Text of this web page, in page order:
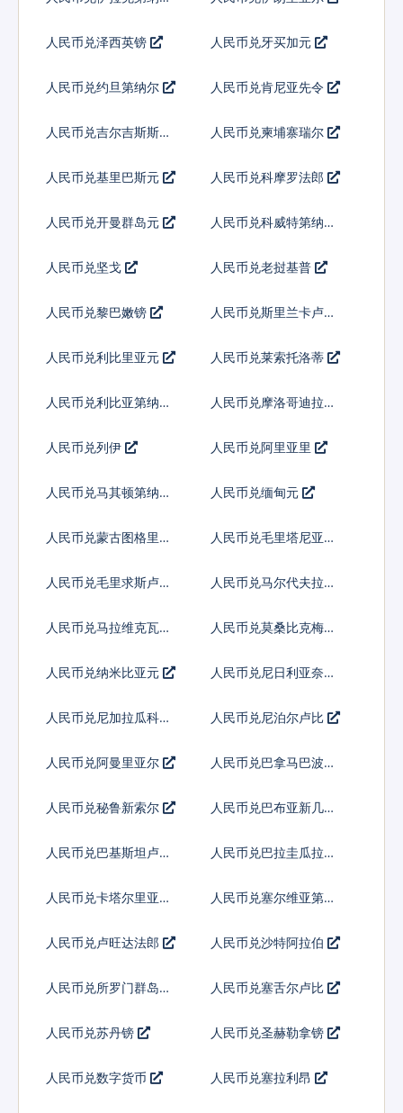
人民币兑泽西英镑 人民币兑牙买加元
人民币兑约旦第纳尔 人民币兑肯尼亚先令
人民币兑吉尔吉斯斯坦
人民币兑柬埔寨瑞尔
人民币兑基里巴斯元 人民币兑科摩罗法郎
人民币兑开曼群岛元 人民币兑科威特第纳尔
人民币兑坚戈 人民币兑老挝基普
人民币兑黎巴嫩镑 人民币兑斯里兰卡卢比
人民币兑利比里亚元 人民币兑莱索托洛蒂
人民币兑利比亚第纳尔 人民币兑摩洛哥迪拉姆
人民币兑列伊 人民币兑阿里亚里
人民币兑马其顿第纳尔 人民币兑缅甸元
人民币兑蒙古图格里克
人民币兑毛里塔尼亚乌
人民币兑毛里求斯卢比
人民币兑马尔代夫拉菲
人民币兑马拉维克瓦查
人民币兑莫桑比克梅蒂
人民币兑纳米比亚元 人民币兑尼日利亚奈拉
人民币兑尼加拉瓜科多
人民币兑尼泊尔卢比
人民币兑阿曼里亚尔 人民币兑巴拿马巴波亚
人民币兑秘鲁新索尔
人民币兑巴布亚新几内
人民币兑巴基斯坦卢比 人民币兑巴拉圭瓜拉尼
人民币兑卡塔尔里亚尔
人民币兑塞尔维亚第纳
人民币兑卢旺达法郎 人民币兑沙特阿拉伯
人民币兑所罗门群岛元 人民币兑塞舌尔卢比
人民币兑苏丹镑 人民币兑圣赫勒拿镑
人民币兑数字货币 人民币兑塞拉利昂